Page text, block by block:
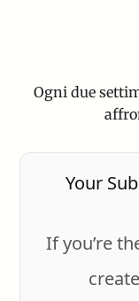
Ogni due
Your
If you’re